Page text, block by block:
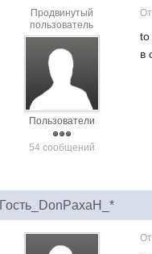
Продвинутый
пользователь
Пользователи
54 сообщений
to
в
Гость_DonPaxaH_*